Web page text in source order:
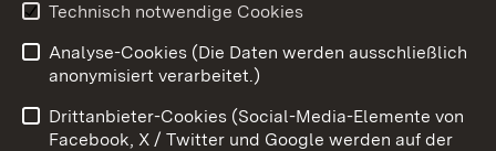
Impressum
Kontakt
Barrierefreiheit
Datenschutz
Technisch notwendige Cookies
Analyse-Cookies (Die Daten werden ausschließlich
anonymisiert verarbeitet.)
Drittanbieter-Cookies (Social-Media-Elemente von
Facebook, X / Twitter und Google werden auf der